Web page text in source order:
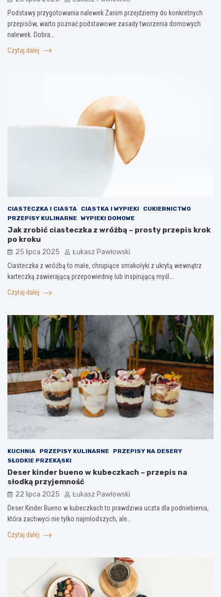
Podstawy przygotowania nalewek Zanim przejdziemy do konkretnych
przepisów, warto poznać podstawowe zasady tworzenia domowych
nalewek. Dobra…
Czytaj dalej
CIASTECZKA I CIASTA CIASTKA I WYPIEKI
CUKIERNICTWO
PRZEPISY KULINARNE WYPIEKI DOMOWE
Jak zrobić ciasteczka z wróżbą – prosty przepis krok
po kroku
25 lipca 2025 Łukasz Pawłowski
Ciasteczka z wróżbą to małe, chrupiące smakołyki z ukrytą wewnątrz
karteczką zawierającą przepowiednię lub inspirującą myśl.…
Czytaj dalej
KUCHNIA PRZEPISY KULINARNE
PRZEPISY NA DESERY
SŁODKIE PRZEKĄSKI
Deser kinder bueno w kubeczkach – przepis na
słodką przyjemność
22 lipca 2025 Łukasz Pawłowski
Deser Kinder Bueno w kubeczkach to prawdziwa uczta dla podniebienia,
która zachwyci nie tylko najmłodszych, ale…
Czytaj dalej